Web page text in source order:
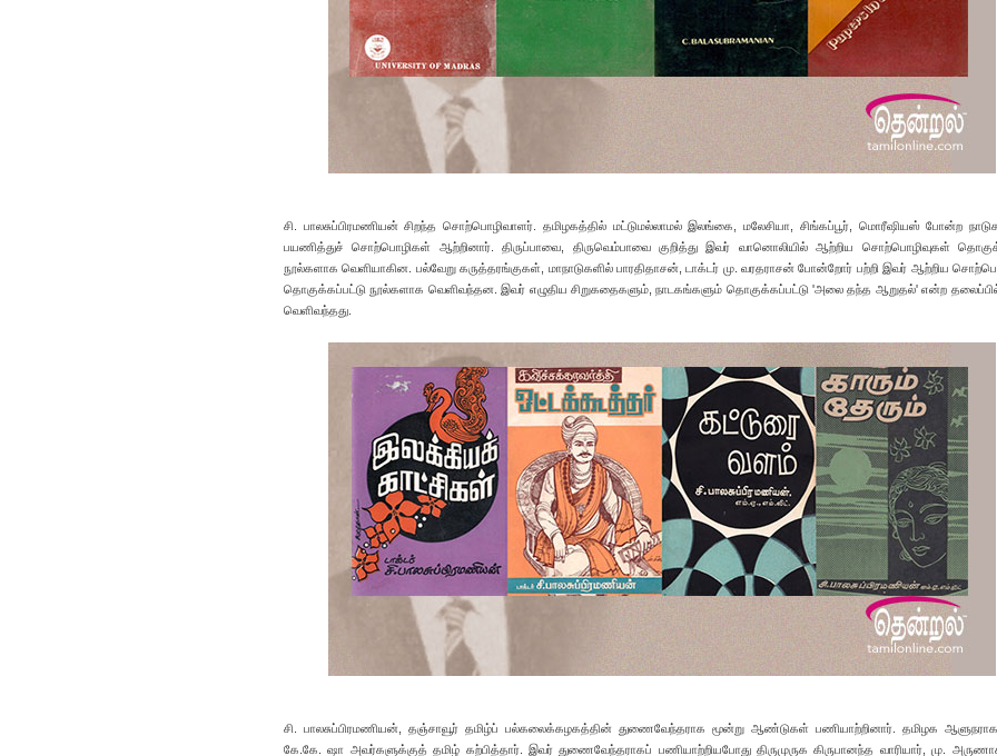
சி. பாலசுப்பிரமணியன் சிறந்த சொற்பொழிவாளர். தமிழகத்தில் மட்டுமல்லாமல் இலங்கை, மலேசியா, சிங்கப்பூர், மொரீஷியஸ் போன்ற
பயணித்துச் சொற்பொழிகள் ஆற்றினார். திருப்பாவை, திருவெம்பாவை குறித்து இவர் வானொலியில் ஆற்றிய சொற்பொழிவுகள்
நூல்களாக வெளியாகின. பல்வேறு கருத்தரங்குகள், மாநாடுகளில் பாரதிதாசன், டாக்டர் மு. வரதராசன் போன்றோர் பற்றி இவர் ஆற்றிய
தொகுக்கப்பட்டு நூல்களாக வெளிவந்தன. இவர் எழுதிய சிறுகதைகளும், நாடகங்களும் தொகுக்கப்பட்டு 'அலை தந்த ஆறுதல்' என்ற
வெளிவந்தது.
சி. பாலசுப்பிரமணியன், தஞ்சாவூர் தமிழ்ப் பல்கலைக்கழகத்தின் துணைவேந்தராக மூன்று ஆண்டுகள் பணியாற்றினார். தமிழக
கே.கே. ஷா அவர்களுக்குத் தமிழ் கற்பித்தார். இவர் துணைவேந்தராகப் பணியாற்றியபோது திருமுருக கிருபானந்த வாரியார், மு.